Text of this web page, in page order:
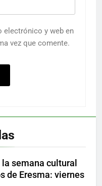
electrónico y web en
vez que comente.
semana cultural
de Eresma: viernes